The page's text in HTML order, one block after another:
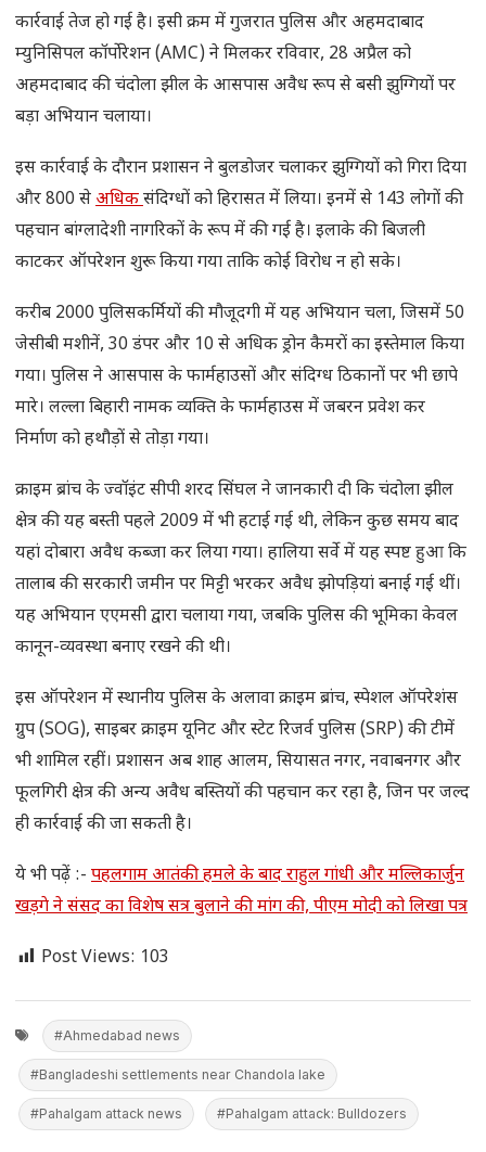
कार्रवाई तेज हो गई है। इसी क्रम में गुजरात पुलिस और अहमदाबाद
म्युनिसिपल कॉर्पोरेशन (AMC) ने मिलकर रविवार, 28 अप्रैल को
अहमदाबाद की चंदोला झील के आसपास अवैध रूप से बसी झुग्गियों पर
बड़ा अभियान चलाया।
इस कार्रवाई के दौरान प्रशासन ने बुलडोजर चलाकर झुग्गियों को गिरा दिया
और 800 सेअधिकसंदिग्धों को हिरासत में लिया। इनमें से 143 लोगों की
पहचान बांग्लादेशी नागरिकों के रूप में की गई है। इलाके की बिजली
काटकर ऑपरेशन शुरू किया गया ताकि कोई विरोध न हो सके।
करीब 2000 पुलिसकर्मियों की मौजूदगी में यह अभियान चला, जिसमें 50
जेसीबी मशीनें, 30 डंपर और 10 से अधिक ड्रोन कैमरों का इस्तेमाल किया
गया। पुलिस ने आसपास के फार्महाउसों और संदिग्ध ठिकानों पर भी छापे
मारे। लल्ला बिहारी नामक व्यक्ति के फार्महाउस में जबरन प्रवेश कर
निर्माण को हथौड़ों से तोड़ा गया।
क्राइम ब्रांच के ज्वॉइंट सीपी शरद सिंघल ने जानकारी दी कि चंदोला झील
क्षेत्र की यह बस्ती पहले 2009 में भी हटाई गई थी, लेकिन कुछ समय बाद
यहां दोबारा अवैध कब्जा कर लिया गया। हालिया सर्वे में यह स्पष्ट हुआ कि
तालाब की सरकारी जमीन पर मिट्टी भरकर अवैध झोपड़ियां बनाई गई थीं।
यह अभियान एएमसी द्वारा चलाया गया, जबकि पुलिस की भूमिका केवल
कानून-व्यवस्था बनाए रखने की थी।
इस ऑपरेशन में स्थानीय पुलिस के अलावा क्राइम ब्रांच, स्पेशल ऑपरेशंस
ग्रुप (SOG), साइबर क्राइम यूनिट और स्टेट रिजर्व पुलिस (SRP) की टीमें
भी शामिल रहीं। प्रशासन अब शाह आलम, सियासत नगर, नवाबनगर और
फूलगिरी क्षेत्र की अन्य अवैध बस्तियों की पहचान कर रहा है, जिन पर जल्द
ही कार्रवाई की जा सकती है।
ये भी पढ़ें :- पहलगाम आतंकी हमले के बाद राहुल गांधी और मल्लिकार्जुन
खड़गे ने संसद का विशेष सत्र बुलाने की मांग की, पीएम मोदी को लिखा पत्र
Post Views: 103
#Ahmedabad news
#Bangladeshi settlements near Chandola lake
#Pahalgam attack news #Pahalgam attack: Bulldozers